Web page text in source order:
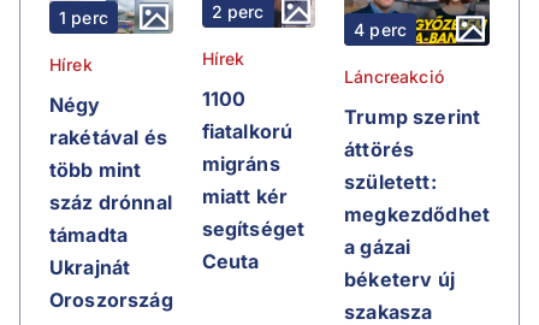
1 perc
Hírek
Négy
rakétával és
több mint
száz drónnal
támadta
Ukrajnát
Oroszország
2 perc
Hírek
1100
fiatalkorú
migráns
miatt kér
segítséget
Ceuta
4 perc
Láncreakció
Trump szerint
áttörés
született:
megkezdődhet
a gázai
béketerv új
szakasza